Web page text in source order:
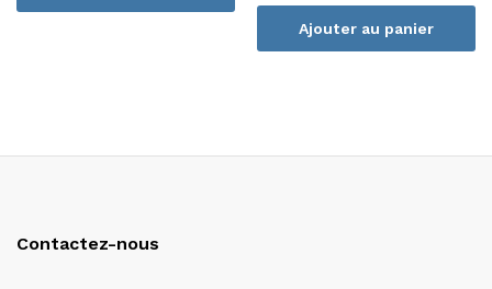
Ajouter au panier
Contactez-nous